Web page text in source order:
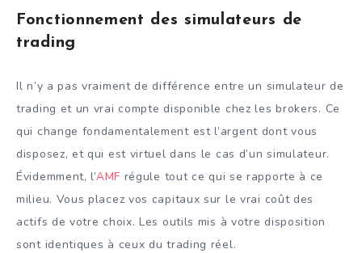
Fonctionnement des simulateurs de
trading
Il n’y a pas vraiment de différence entre un simulateur de
trading et un vrai compte disponible chez les brokers. Ce
qui change fondamentalement est l’argent dont vous
disposez, et qui est virtuel dans le cas d’un simulateur.
Évidemment, l’AMF régule tout ce qui se rapporte à ce
milieu. Vous placez vos capitaux sur le vrai coût des
actifs de votre choix. Les outils mis à votre disposition
sont identiques à ceux du trading réel.